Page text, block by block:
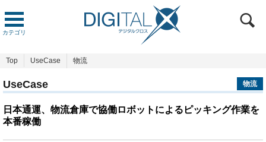
カテゴリ
Top UseCase 物流
UseCase 物流
日本通運、物流倉庫で協働ロボットによるピッキング作業を
本番稼働